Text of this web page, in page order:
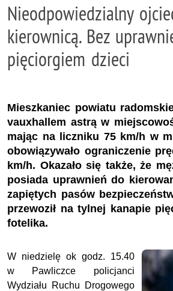
Nieodpowiedzialny
kierownicą. Bez
pięciorgiem dzieci
Mieszkaniec powiatu
vauxhallem astrą w
mając na liczniku 75 km/h w
obowiązywało ograniczenie
km/h. Okazało się także, że
posiada uprawnień do
zapiętych pasów
przewoził na tylnej kanapie
fotelika.
W niedzielę ok godz. 15.40
w Pawliczce policjanci
Wydziału Ruchu Drogowego